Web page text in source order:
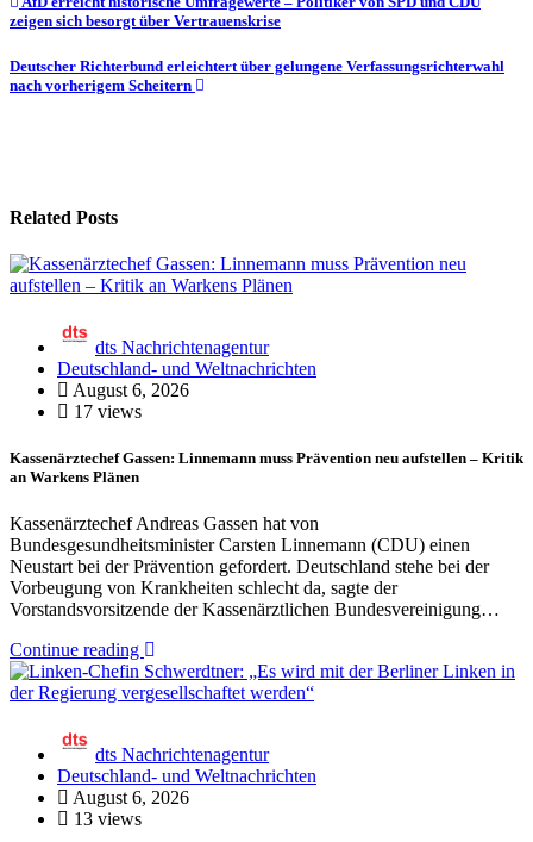
Beitragsnavigation
zeigen sich besorgt über Vertrauenskrise
Deutscher Richterbund erleichtert über gelungene Verfassungsrichterwahl
nach vorherigem Scheitern
Related Posts
dts Nachrichtenagentur
Deutschland- und Weltnachrichten
August 6, 2026
17 views
Kassenärztechef Gassen: Linnemann muss Prävention neu aufstellen – Kritik
an Warkens Plänen
Kassenärztechef Andreas Gassen hat von
Bundesgesundheitsminister Carsten Linnemann (CDU) einen
Neustart bei der Prävention gefordert. Deutschland stehe bei der
Vorbeugung von Krankheiten schlecht da, sagte der
Vorstandsvorsitzende der Kassenärztlichen Bundesvereinigung…
Continue reading
dts Nachrichtenagentur
Deutschland- und Weltnachrichten
August 6, 2026
13 views